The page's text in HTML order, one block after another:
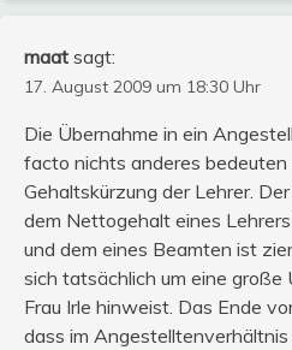
maat sagt:
17. August 2009 um 18:30 Uhr
Die Übernahme in ein
facto nichts anderes bedeuten
Gehaltskürzung der Lehrer.
dem Nettogehalt eines
und dem eines Beamten ist
sich tatsächlich um eine große
Frau Irle hinweist. Das Ende
dass im Angestelltenverhältnis